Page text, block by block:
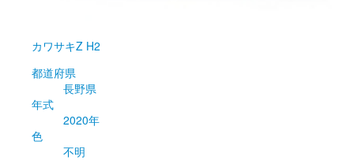
カワサキZ H2
都道府県
長野県
年式
2020年
色
不明